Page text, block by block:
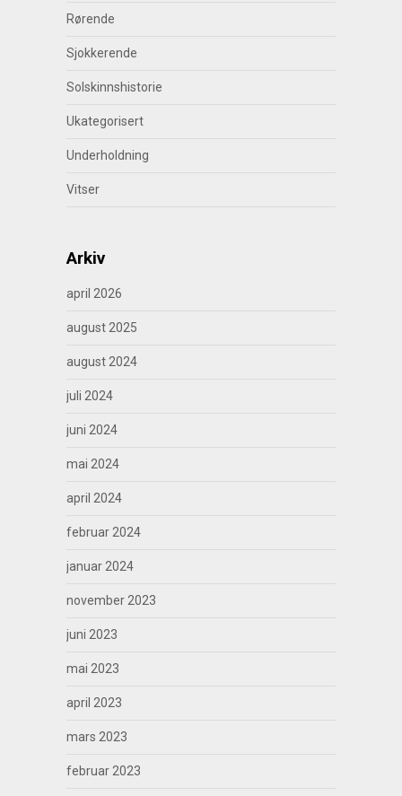
Rørende
Sjokkerende
Solskinnshistorie
Ukategorisert
Underholdning
Vitser
Arkiv
april 2026
august 2025
august 2024
juli 2024
juni 2024
mai 2024
april 2024
februar 2024
januar 2024
november 2023
juni 2023
mai 2023
april 2023
mars 2023
februar 2023